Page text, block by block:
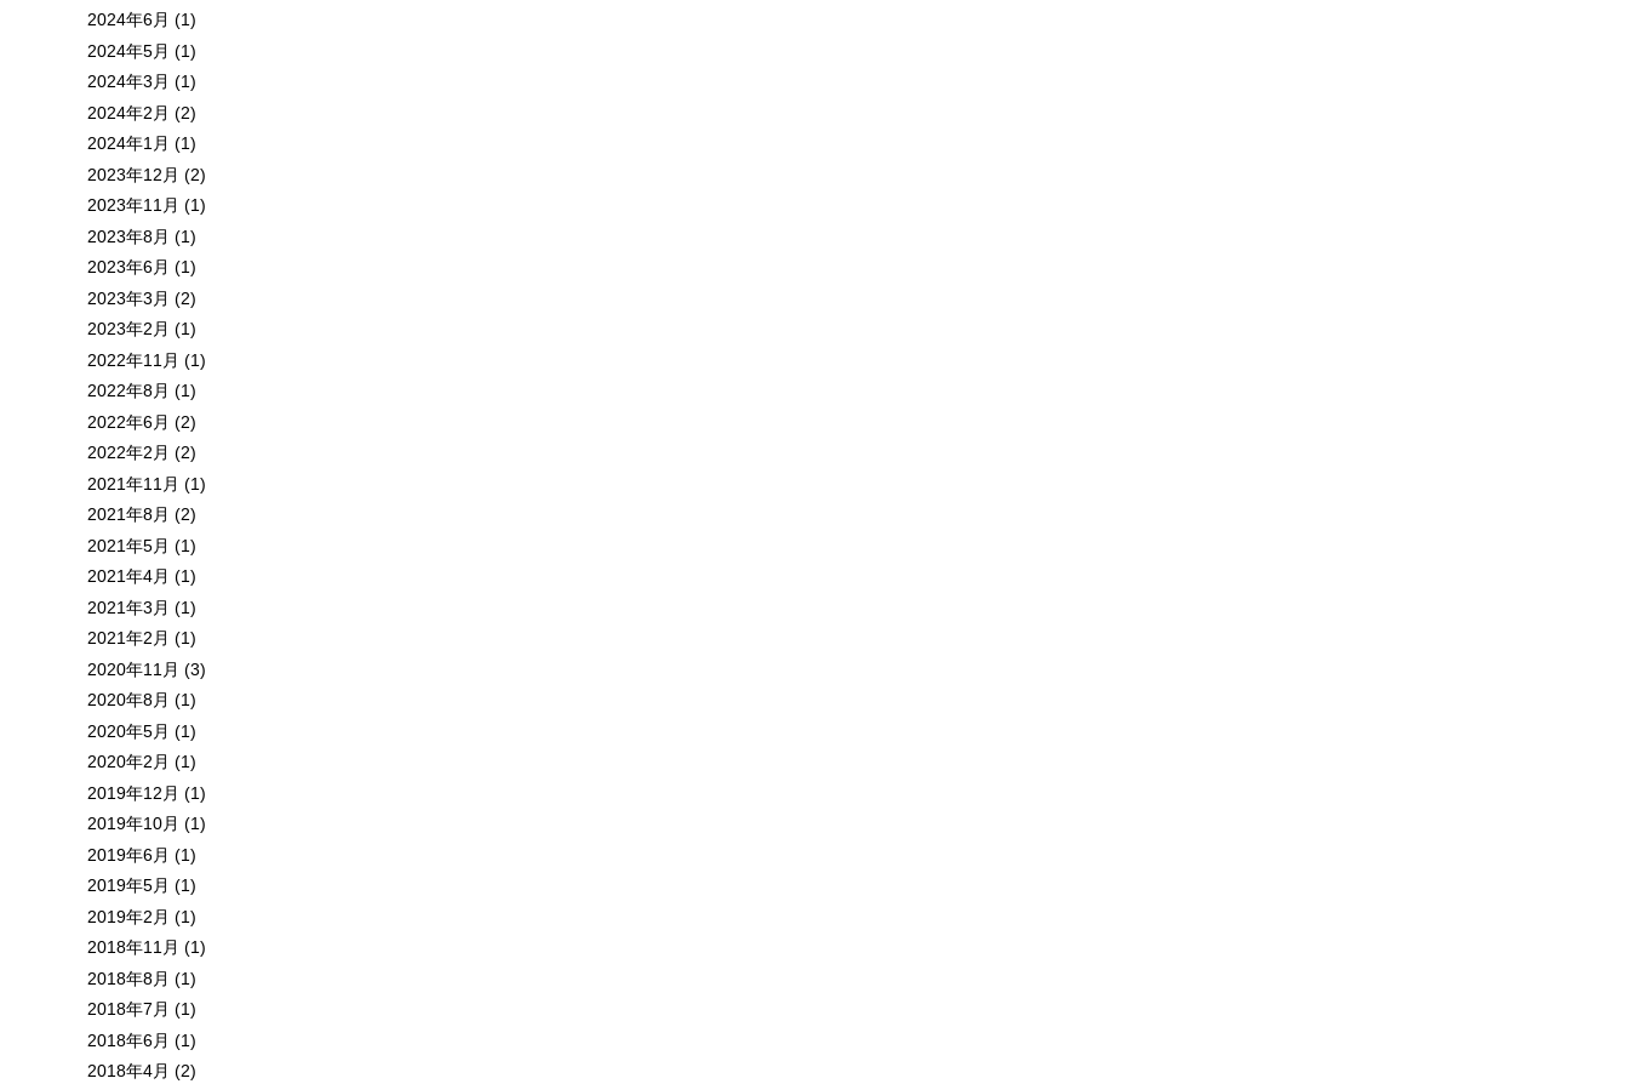
2024年6月 (1)
2024年5月 (1)
2024年3月 (1)
2024年2月 (2)
2024年1月 (1)
2023年12月 (2)
2023年11月 (1)
2023年8月 (1)
2023年6月 (1)
2023年3月 (2)
2023年2月 (1)
2022年11月 (1)
2022年8月 (1)
2022年6月 (2)
2022年2月 (2)
2021年11月 (1)
2021年8月 (2)
2021年5月 (1)
2021年4月 (1)
2021年3月 (1)
2021年2月 (1)
2020年11月 (3)
2020年8月 (1)
2020年5月 (1)
2020年2月 (1)
2019年12月 (1)
2019年10月 (1)
2019年6月 (1)
2019年5月 (1)
2019年2月 (1)
2018年11月 (1)
2018年8月 (1)
2018年7月 (1)
2018年6月 (1)
2018年4月 (2)